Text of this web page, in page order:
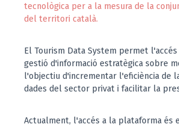
tecnològica per a la mesura de la
del territori català.
El Tourism Data System permet
gestió d'informació estratègica sobre
l'objectiu d'incrementar l'eficiència de
dades del sector privat i facilitar la
Actualment, l'accés a la plataforma és